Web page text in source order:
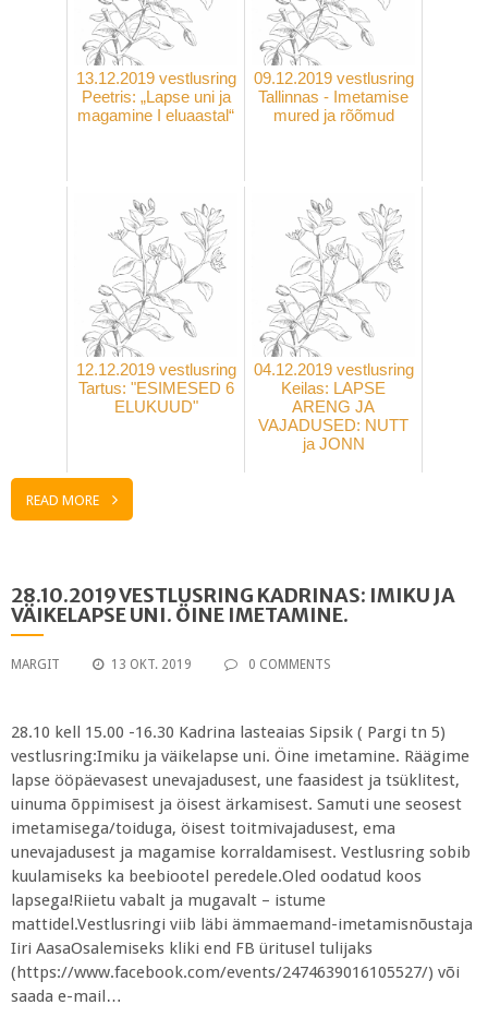
13.12.2019 vestlusring
Peetris: „Lapse uni ja
magamine I eluaastal“
09.12.2019 vestlusring
Tallinnas - Imetamise
mured ja rõõmud
12.12.2019 vestlusring
Tartus: "ESIMESED 6
ELUKUUD"
04.12.2019 vestlusring
Keilas: LAPSE
ARENG JA
VAJADUSED: NUTT
ja JONN
READ MORE
28.10.2019 VESTLUSRING KADRINAS: IMIKU JA
VÄIKELAPSE UNI. ÖINE IMETAMINE.
MARGIT 13 OKT. 2019 0 COMMENTS
28.10 kell 15.00 -16.30 Kadrina lasteaias Sipsik ( Pargi tn 5)
vestlusring:Imiku ja väikelapse uni. Öine imetamine. Räägime
lapse ööpäevasest unevajadusest, une faasidest ja tsüklitest,
uinuma õppimisest ja öisest ärkamisest. Samuti une seosest
imetamisega/toiduga, öisest toitmivajadusest, ema
unevajadusest ja magamise korraldamisest. Vestlusring sobib
kuulamiseks ka beebiootel peredele.Oled oodatud koos
lapsega!Riietu vabalt ja mugavalt – istume
mattidel.Vestlusringi viib läbi ämmaemand-imetamisnõustaja
Iiri AasaOsalemiseks kliki end FB üritusel tulijaks
(https://www.facebook.com/events/2474639016105527/) või
saada e-mail…